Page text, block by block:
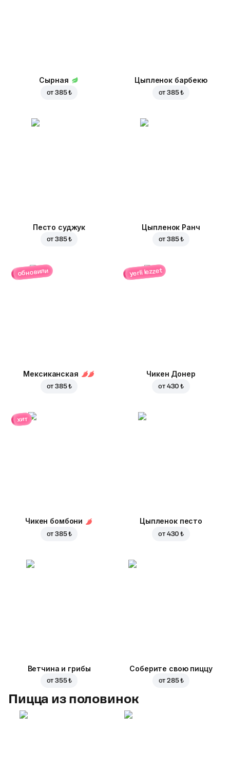
Сырная
от385 ₺
Цыпленок барбекю
от385 ₺
Песто суджук
от385 ₺
Цыпленок Ранч
от385 ₺
обновили
Мексиканская
от385 ₺
yerli lezzet
Чикен Донер
от 430 ₺
хит
Чикен бомбони
от385 ₺
Цыпленок песто
от 430 ₺
Ветчина и грибы
от355 ₺
Соберите свою пиццу
от285 ₺
Пицца из половинок